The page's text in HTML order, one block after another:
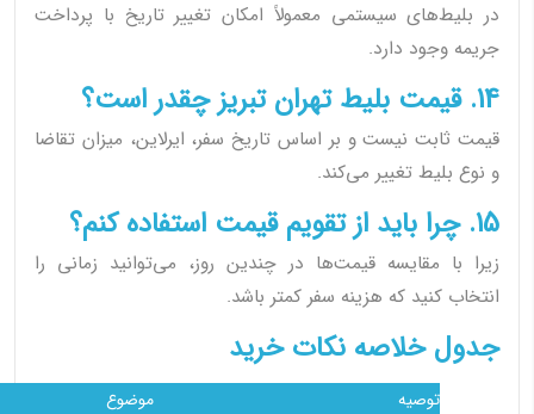
در بلیط‌های سیستمی معمولاً امکان تغییر تاریخ با پرداخت
جریمه وجود دارد.
14. قیمت بلیط تهران تبریز چقدر است؟
قیمت ثابت نیست و بر اساس تاریخ سفر، ایرلاین، میزان تقاضا
و نوع بلیط تغییر می‌کند.
15. چرا باید از تقویم قیمت استفاده کنم؟
زیرا با مقایسه قیمت‌ها در چندین روز، می‌توانید زمانی را
انتخاب کنید که هزینه سفر کمتر باشد.
جدول خلاصه نکات خرید
موضوع
توصیه